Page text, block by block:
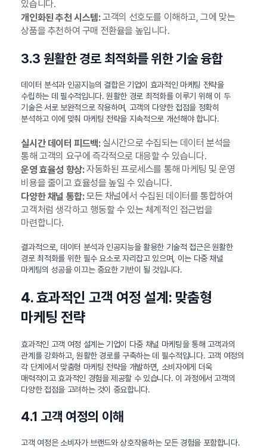
있습니다.
개인화된 추천 시스템:고객의 선호도를 이해하고, 그에 맞는
상품을 추천하여 구매 전환율을 높입니다.
3.3 원활한 경로 최적화를 위한 기술 융합
데이터 분석과 인공지능의 결합은 기업이 효과적인 마케팅 전략을
수립하는 데 필수적입니다. 원활한 경로 최적화를 이루기 위해 이 두
기술은 서로 보완적으로 작용하며, 고객의 다양한 접점을 정확히
분석하고 이에 맞춰 마케팅 전략을 지속적으로 개선해야 합니다.
실시간 데이터 피드백:실시간으로 수집되는 데이터 분석을
통해 고객의 요구에 즉각적으로 대응할 수 있습니다.
운영 효율성 향상:자동화된 프로세스를 통해 마케팅 및 운영
비용을 줄이고 효율성을 높일 수 있습니다.
다양한 채널 통합:모든 채널에서 수집된 데이터를 통합하여
고객처럼 생각하고 행동할 수 있는 체계적인 접근법을
마련합니다.
결과적으로, 데이터 분석과 인공지능을 활용한 기술적 접근은 원활한
경로 최적화를 위한 필수 요소로 자리잡고 있으며, 이는 다중 채널
마케팅의 성공을 이끄는 중요한 기반이 될 것입니다.
4. 효과적인 고객 여정 설계: 맞춤형
마케팅 전략
효과적인 고객 여정 설계는 기업이 다중 채널 마케팅을 통해 고객과의
관계를 강화하고, 원활한 경로를 구축하는 데 필수적입니다. 고객 여정의
각 단계에서 맞춤형 마케팅 전략을 개발하면, 소비자에게 더욱
매력적이고 효과적인 경험을 제공할 수 있습니다. 이 과정에서 고객의
다양한 접점을 고려하는 것이 중요합니다.
4.1 고객 여정의 이해
고객 여정은 소비자가 브랜드와 상호작용하는 모든 경험을 포함합니다.